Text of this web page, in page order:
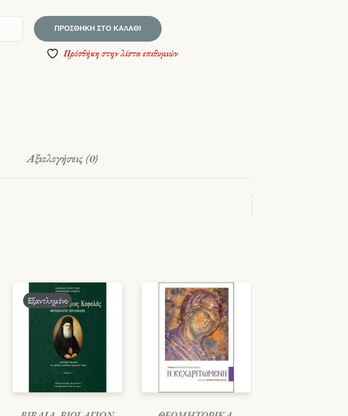
ΠΡΟΣΘΉΚΗ ΣΤΟ ΚΑΛΆΘΙ
Πρόσθήκη στην λίστα επιθυμιών
Αξιολογήσεις (0)
Εξαντλημένο